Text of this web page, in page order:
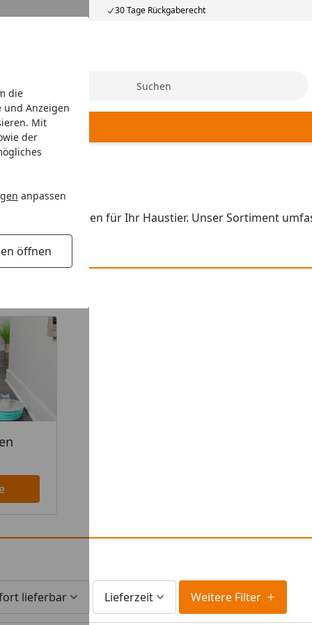
die
und Anzeigen
Mit
der
anpassen
öffnen
30 Tage Rückgaberecht
Suche
Marken für Ihr Haustier. Unser Sortiment
lieferbar Lieferzeit Weitere Filter